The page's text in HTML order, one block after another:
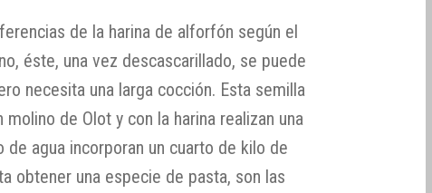
de la harina de alforfón según el
éste, una vez descascarillado, se puede
necesita una larga cocción. Esta semilla
molino de Olot y con la harina realizan una
de agua incorporan un cuarto de kilo de
obtener una especie de pasta, son las